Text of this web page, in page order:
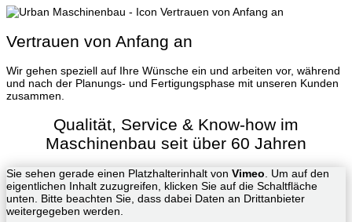
Vertrauen von Anfang an
Wir gehen speziell auf Ihre Wünsche ein und arbeiten vor, während
und nach der Planungs- und Fertigungsphase mit unseren Kunden
zusammen.
Qualität, Service & Know-how im
Maschinenbau seit über 60 Jahren
Sie sehen gerade einen Platzhalterinhalt von Vimeo . Um auf den
eigentlichen Inhalt zuzugreifen, klicken Sie auf die Schaltfläche
unten. Bitte beachten Sie, dass dabei Daten an Drittanbieter
weitergegeben werden.